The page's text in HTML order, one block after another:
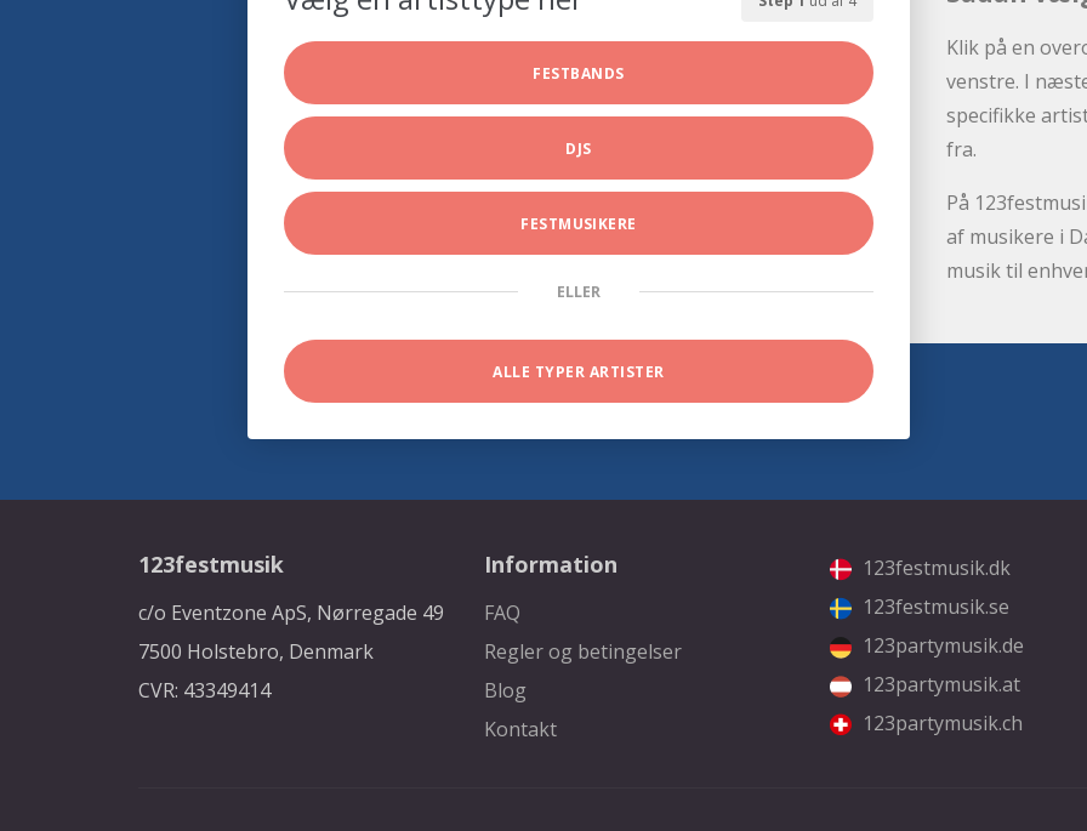
FESTBANDS
DJS
FESTMUSIKERE
ELLER
ALLE TYPER ARTISTER
Klik på en
venstre. I
specifikke
fra.
På
af musikere i
musik til
123festmusik
c/o Eventzone ApS, Nørregade 49
7500 Holstebro, Denmark
CVR: 43349414
Information
FAQ
Regler og betingelser
Blog
Kontakt
123festmusik.dk
123festmusik.se
123partymusik.de
123partymusik.at
123partymusik.ch